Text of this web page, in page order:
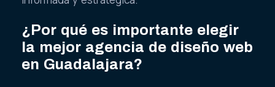
¿Por qué es importante elegir
la mejor agencia de diseño web
en Guadalajara?